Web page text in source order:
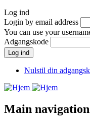
Log ind
Login by email address
You can use your
Adgangskode
Nulstil din
Main navigation